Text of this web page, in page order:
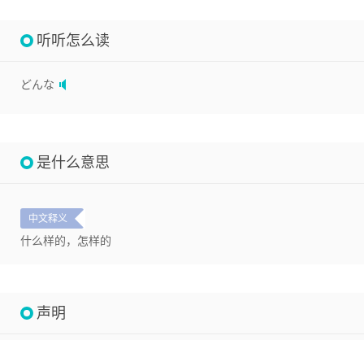
听听怎么读
どんな
是什么意思
中文释义
什么样的，怎样的
声明